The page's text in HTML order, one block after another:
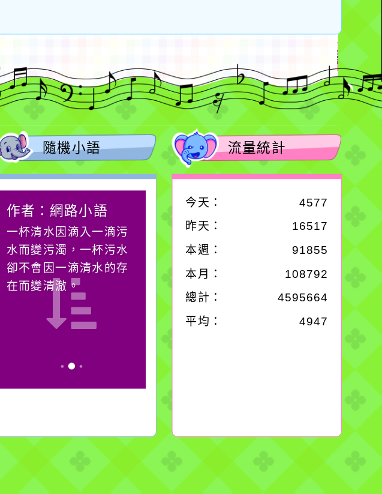
隨機小語
作者：網路小語
一杯清水因滴入一滴污
水而變污濁，一杯污水
卻不會因一滴清水的存
在而變清澈。
作者：網路小語
在實現理想的路途中，
必須排除一切干擾，特
別是要看清那些美麗的
流量統計
今天：
4577
昨天：
16517
本週： 91855
本月： 108792
總計： 4595664
平均： 4947